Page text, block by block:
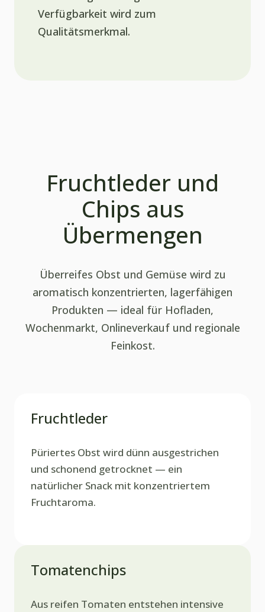
Verfügbarkeit wird zum
Qualitätsmerkmal.
Fruchtleder und
Chips aus
Übermengen
Überreifes Obst und Gemüse wird zu
aromatisch konzentrierten, lagerfähigen
Produkten — ideal für Hofladen,
Wochenmarkt, Onlineverkauf und regionale
Feinkost.
Fruchtleder
Püriertes Obst wird dünn ausgestrichen
und schonend getrocknet — ein
natürlicher Snack mit konzentriertem
Fruchtaroma.
Tomatenchips
Aus reifen Tomaten entstehen intensive